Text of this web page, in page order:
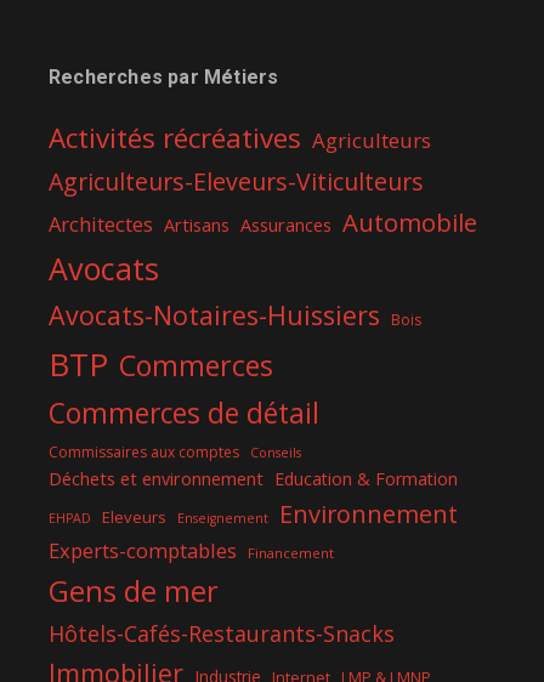
Recherches par Métiers
Activités récréatives Agriculteurs
Agriculteurs-Eleveurs-Viticulteurs
Architectes Artisans Assurances Automobile
Avocats
Avocats-Notaires-Huissiers Bois
BTP Commerces
Commerces de détail
Commissaires aux comptes Conseils
Déchets et environnement Education & Formation
EHPAD Eleveurs Enseignement Environnement
Experts-comptables Financement
Gens de mer
Hôtels-Cafés-Restaurants-Snacks
Immobilier Industrie